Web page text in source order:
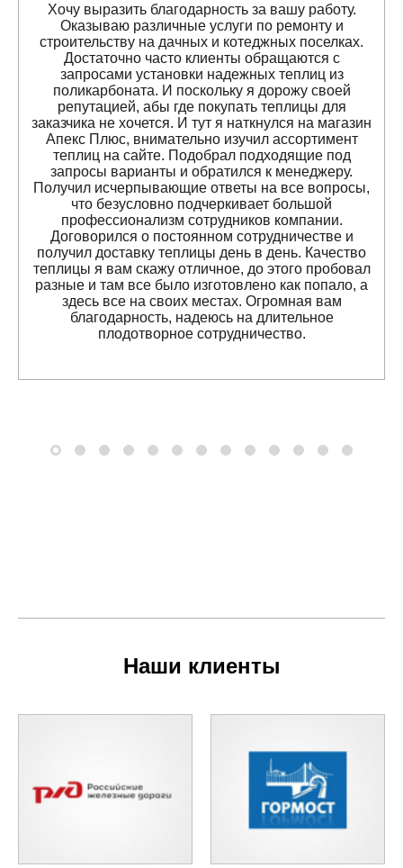
Хочу выразить благодарность за вашу работу.
Оказываю различные услуги по ремонту и
строительству на дачных и котеджных поселках.
Достаточно часто клиенты обращаются с
запросами установки надежных теплиц из
поликарбоната. И поскольку я дорожу своей
репутацией, абы где покупать теплицы для
заказчика не хочется. И тут я наткнулся на магазин
Апекс Плюс, внимательно изучил ассортимент
теплиц на сайте. Подобрал подходящие под
запросы варианты и обратился к менеджеру.
Получил исчерпывающие ответы на все вопросы,
что безусловно подчеркивает большой
профессионализм сотрудников компании.
Договорился о постоянном сотрудничестве и
получил доставку теплицы день в день. Качество
теплицы я вам скажу отличное, до этого пробовал
разные и там все было изготовлено как попало, а
здесь все на своих местах. Огромная вам
благодарность, надеюсь на длительное
плодотворное сотрудничество.
Наши клиенты